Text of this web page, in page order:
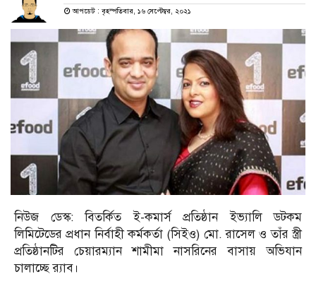
আপডেট : বৃহস্পতিবার, ১৬ সেপ্টেম্বর, ২০২১
নিউজ ডেস্ক: বিতর্কিত ই-কমার্স প্রতিষ্ঠান ইভ্যালি ডটকম
লিমিটেডের প্রধান নির্বাহী কর্মকর্তা (সিইও) মো. রাসেল ও তাঁর স্ত্রী
প্রতিষ্ঠানটির চেয়ারম্যান শামীমা নাসরিনের বাসায় অভিযান
চালাচ্ছে র‍্যাব।